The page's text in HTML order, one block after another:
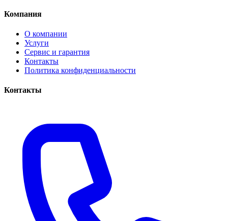
Компания
О компании
Услуги
Сервис и гарантия
Контакты
Политика конфиденциальности
Контакты